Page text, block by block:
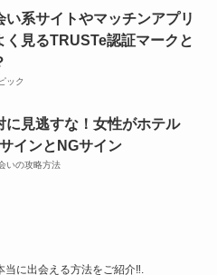
い系サイトやマッチンアプリ
く見るTRUSTe認証マークと
ック
に見逃すな！女性がホテル
インとNGサイン
いの攻略方法
に出会える方法をご紹介‼.